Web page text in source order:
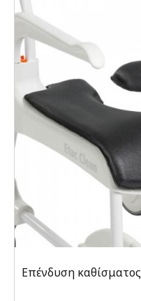
Επένδυση καθίσματος